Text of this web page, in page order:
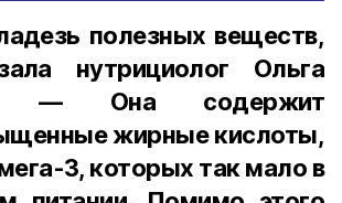
полезных веществ,
нутрициолог Ольга
— Она содержит
жирные кислоты,
3, которых так мало в